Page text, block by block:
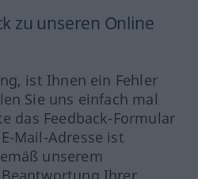
zu unseren Online
ist Ihnen ein Fehler
Sie uns einfach mal
das Feedback-Formular
Mail-Adresse ist
unserem